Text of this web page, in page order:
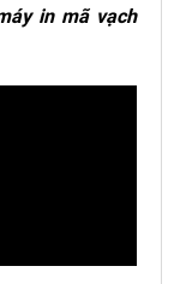
in mã vạch